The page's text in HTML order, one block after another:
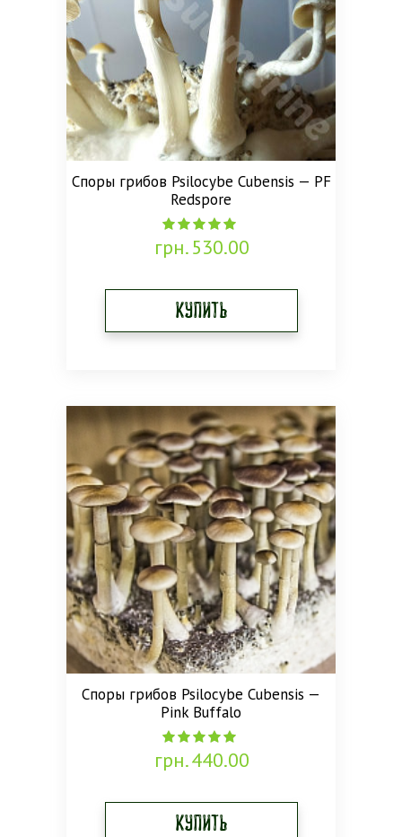
Споры грибов Psilocybe Cubensis — PF
Redspore
5.00 out of 5
грн.530.00
Купить
Споры грибов Psilocybe Cubensis —
Pink Buffalo
4.96 out of 5
грн.440.00
Купить